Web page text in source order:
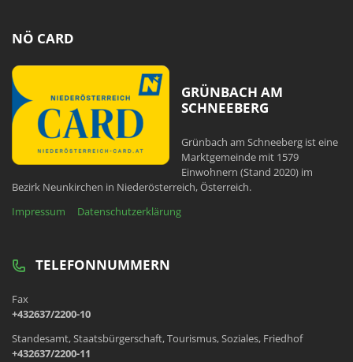
NÖ CARD
GRÜNBACH AM
SCHNEEBERG
Grünbach am Schneeberg ist eine
Marktgemeinde mit 1579
Einwohnern (Stand 2020) im
Bezirk Neunkirchen in Niederösterreich, Österreich.
Impressum
Datenschutzerklärung
TELEFONNUMMERN
Fax
+432637/2200-10
Standesamt, Staatsbürgerschaft, Tourismus, Soziales, Friedhof
+432637/2200-11